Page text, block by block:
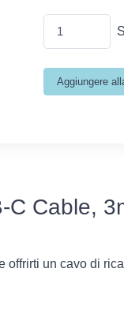
C Cable,
offrirti un cavo di